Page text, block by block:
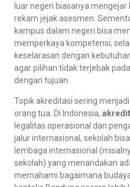
luar negeri biasanya
rekam jejak asesmen.
kampus dalam negeri bisa
memperkaya kompetensi,
keselarasan dengan
agar pilihan tidak terjebak
dengan tujuan.
Topik akreditasi sering
orang tua. Di Indonesia,
legalitas operasional dan
jalur internasional, sekolah
lembaga internasional
sekolah) yang menandakan
memahami bagaimana